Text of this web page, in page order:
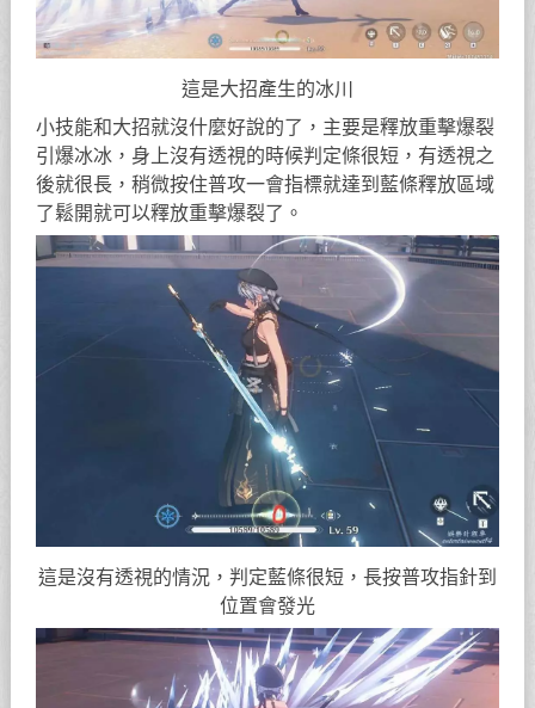
這是大招產生的冰川
小技能和大招就沒什麼好說的了，主要是釋放重擊爆裂
引爆冰冰，身上沒有透視的時候判定條很短，有透視之
後就很長，稍微按住普攻一會指標就達到藍條釋放區域
了鬆開就可以釋放重擊爆裂了。
這是沒有透視的情況，判定藍條很短，長按普攻指針到
位置會發光